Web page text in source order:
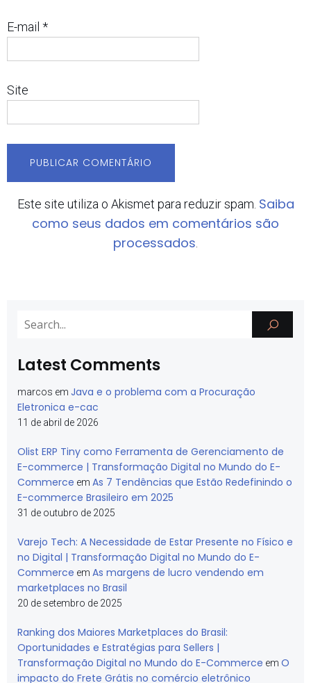
E-mail *
Site
Este site utiliza o Akismet para reduzir spam. Saiba
como seus dados em comentários são
processados
Latest Comments
marcos em Java e o problema com a Procuração
Eletronica e-cac
11 de abril de 2026
Olist ERP Tiny como Ferramenta de Gerenciamento de
E-commerce | Transformação Digital no Mundo do E-
Commerce em As 7 Tendências que Estão Redefinindo o
E-commerce Brasileiro em 2025
31 de outubro de 2025
Varejo Tech: A Necessidade de Estar Presente no Físico e
no Digital | Transformação Digital no Mundo do E-
Commerce em As margens de lucro vendendo em
marketplaces no Brasil
20 de setembro de 2025
Ranking dos Maiores Marketplaces do Brasil:
Oportunidades e Estratégias para Sellers |
Transformação Digital no Mundo do E-Commerce em O
impacto do Frete Grátis no comércio eletrônico